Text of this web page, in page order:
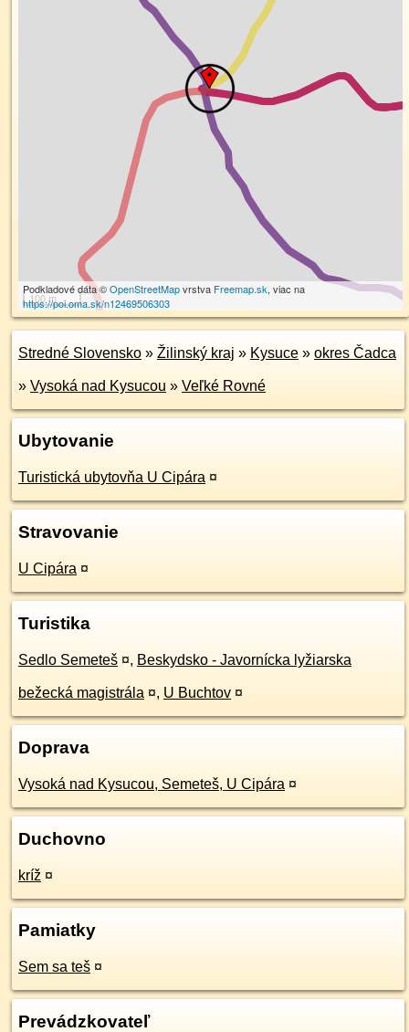
100 m
Podkladové dáta ©OpenStreetMapvrstva Freemap.sk, viac na
https://poi.oma.sk/n12469506303
Stredné Slovensko » Žilinský kraj » Kysuce » okres Čadca
» Vysoká nad Kysucou » Veľké Rovné
Ubytovanie
Turistická ubytovňa U Cipára ¤
Stravovanie
U Cipára ¤
Turistika
Sedlo Semeteš ¤, Beskydsko - Javornícka lyžiarska
bežecká magistrála ¤, U Buchtov ¤
Doprava
Vysoká nad Kysucou, Semeteš, U Cipára ¤
Duchovno
kríž ¤
Pamiatky
Sem sa teš ¤
Prevádzkovateľ